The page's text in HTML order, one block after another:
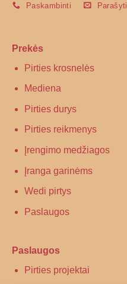
Paskambinti Parašyti
Prekės
Pirties krosnelės
Mediena
Pirties durys
Pirties reikmenys
Įrengimo medžiagos
Įranga garinėms
Wedi pirtys
Paslaugos
Paslaugos
Pirties projektai